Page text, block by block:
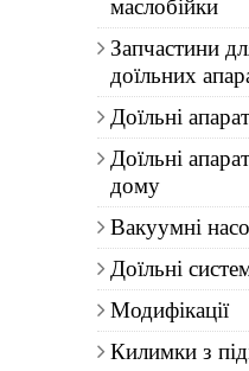
маслобійки
Запчастини
доїльних
Доїльні
Доїльні
дому
Вакуумні
Доїльні
Модифікації
Килимки з